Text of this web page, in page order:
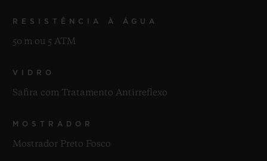
RESISTÊNCIA À ÁGUA
50 m ou 5 ATM
VIDRO
Safira com Tratamento Antirreflexo
MOSTRADOR
Mostrador Preto Fosco